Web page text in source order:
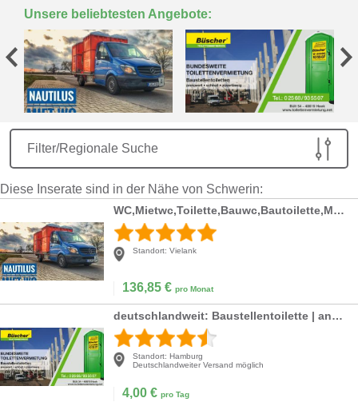
Unsere beliebtesten Angebote:
Filter/Regionale Suche
Diese Inserate sind in der Nähe von Schwerin:
WC,Mietwc,Toilette,Bauwc,Bautoilette,Mobilwc,Baustellen Toilettenkabine Miet-wc Bau-klo Bau-Wc Bauklo Bauwc
Standort: Vielank
136,85 € pro Monat
deutschlandweit: Baustellentoilette | anschlussfreie Toilette
Standort: Hamburg
Deutschlandweiter Versand möglich
4,00 € pro Tag